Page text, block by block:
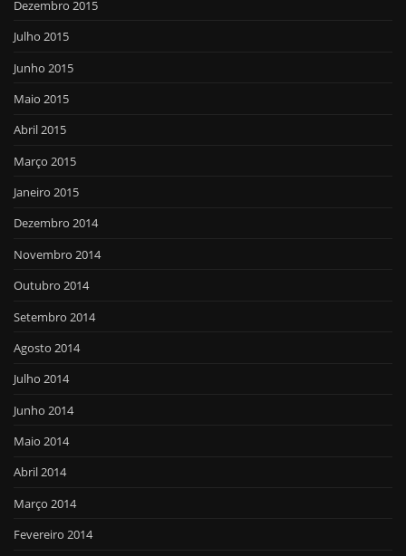
Dezembro 2015
Julho 2015
Junho 2015
Maio 2015
Abril 2015
Março 2015
Janeiro 2015
Dezembro 2014
Novembro 2014
Outubro 2014
Setembro 2014
Agosto 2014
Julho 2014
Junho 2014
Maio 2014
Abril 2014
Março 2014
Fevereiro 2014